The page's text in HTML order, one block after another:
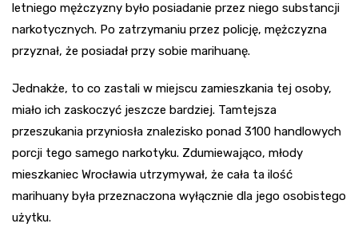
letniego mężczyzny było posiadanie przez niego substancji
narkotycznych. Po zatrzymaniu przez policję, mężczyzna
przyznał, że posiadał przy sobie marihuanę.
Jednakże, to co zastali w miejscu zamieszkania tej osoby,
miało ich zaskoczyć jeszcze bardziej. Tamtejsza
przeszukania przyniosła znalezisko ponad 3100 handlowych
porcji tego samego narkotyku. Zdumiewająco, młody
mieszkaniec Wrocławia utrzymywał, że cała ta ilość
marihuany była przeznaczona wyłącznie dla jego osobistego
użytku.